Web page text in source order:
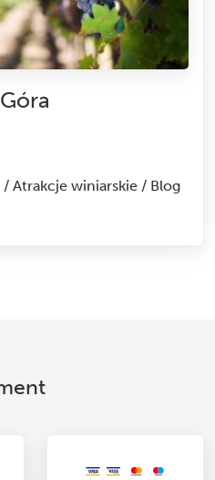
/ Atrakcje winiarskie / Blog